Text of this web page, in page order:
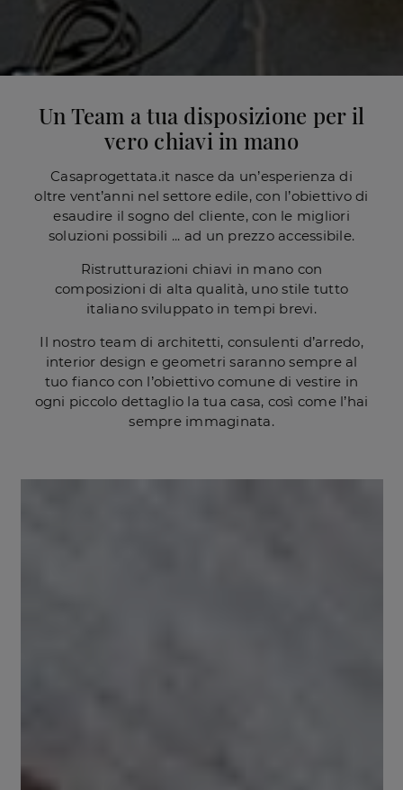
Un Team a tua disposizione per il
vero chiavi in mano
Casaprogettata.it nasce da un’esperienza di
oltre vent’anni nel settore edile, con l’obiettivo di
esaudire il sogno del cliente, con le migliori
soluzioni possibili ... ad un prezzo accessibile.
Ristrutturazioni chiavi in mano con
composizioni di alta qualità, uno stile tutto
italiano sviluppato in tempi brevi.
Il nostro team di architetti, consulenti d’arredo,
interior design e geometri saranno sempre al
tuo fianco con l’obiettivo comune di vestire in
ogni piccolo dettaglio la tua casa, così come l’hai
sempre immaginata.